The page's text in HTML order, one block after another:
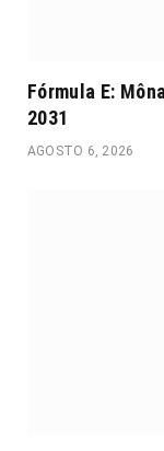
Fórmula E:
2031
AGOSTO 6, 2026